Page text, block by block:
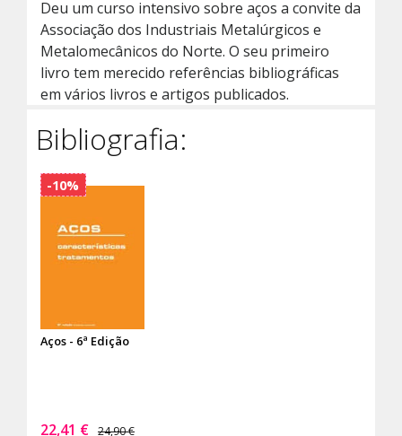
Deu um curso intensivo sobre aços a convite da
Associação dos Industriais Metalúrgicos e
Metalomecânicos do Norte. O seu primeiro
livro tem merecido referências bibliográficas
em vários livros e artigos publicados.
Bibliografia:
Aços - 6ª Edição
22,41 € 24,90 €
-10%